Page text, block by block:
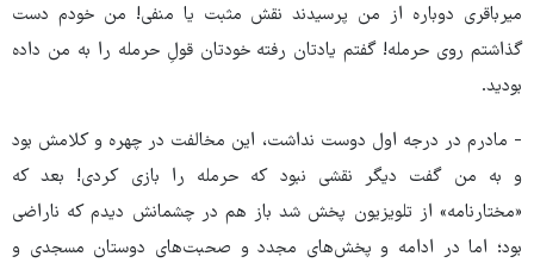
میرباقری دوباره از من پرسیدند نقش مثبت یا منفی! من خودم دست
گذاشتم روی حرمله! گفتم یادتان رفته خودتان قولِ حرمله را به من داده
بودید.
- مادرم در درجه اول دوست نداشت، این مخالفت در چهره و کلامش بود
و به من گفت دیگر نقشی نبود که حرمله را بازی کردی! بعد که
«مختارنامه» از تلویزیون پخش شد باز هم در چشمانش دیدم که ناراضی
بود؛ اما در ادامه و پخش‌های مجدد و صحبت‌های دوستان مسجدی و